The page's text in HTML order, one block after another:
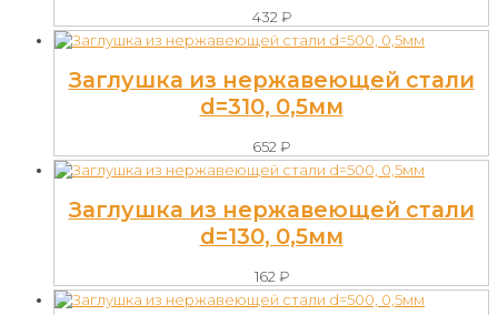
432 ₽
Заглушка из нержавеющей стали
d=310, 0,5мм
652 ₽
Заглушка из нержавеющей стали
d=130, 0,5мм
162 ₽